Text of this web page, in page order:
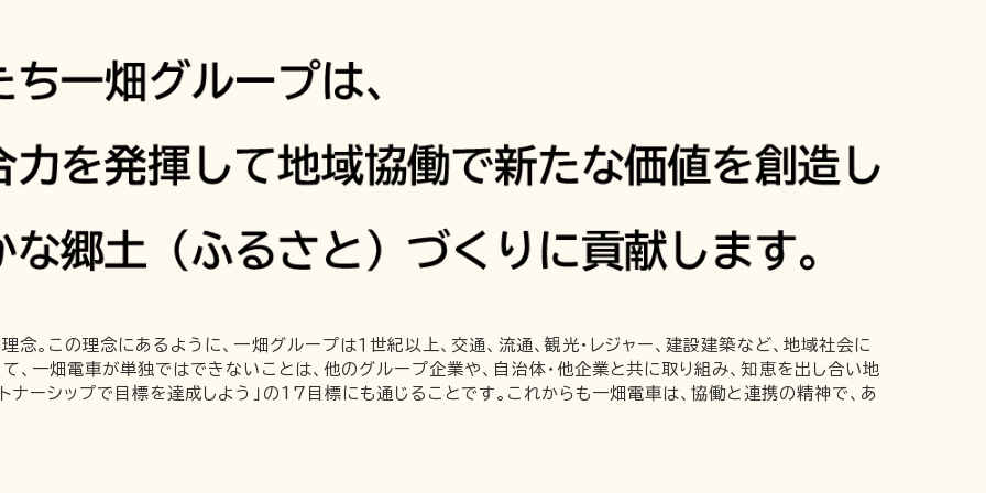
。この理念にあるように、一畑グループは１世紀以上、交通、流通、観光・レジャー、建設建築など、地域社会に
、一畑電車が単独ではできないことは、他のグループ企業や、自治体・他企業と共に取り組み、知恵を出し合い地
ナーシップで目標を達成しよう」の17目標にも通じることです。これからも一畑電車は、協働と連携の精神で、あ